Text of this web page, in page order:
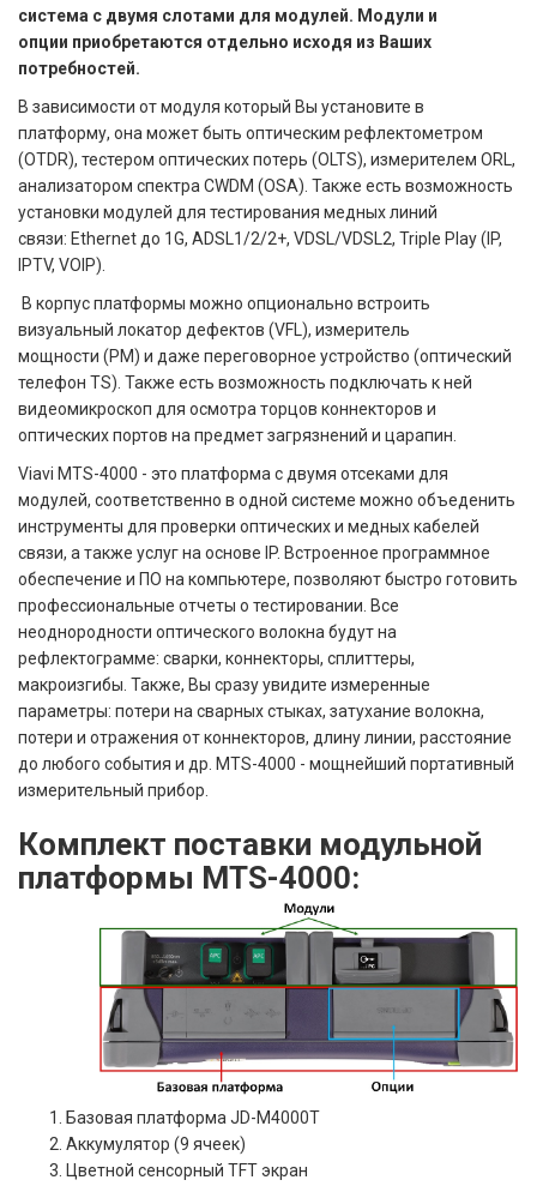
система с двумя слотами для модулей. Модули и
опции приобретаются отдельно исходя из Ваших
потребностей.
В зависимости от модуля который Вы установите в
платформу, она может быть оптическим рефлектометром
(OTDR), тестером оптических потерь (OLTS), измерителем ORL,
анализатором спектра CWDM (OSA). Также есть возможность
установки модулей для тестирования медных линий
связи: Ethernet до 1G, ADSL1/2/2+, VDSL/VDSL2, Triple Play (IP,
IPTV, VOIP).
В корпус платформы можно опционально встроить
визуальный локатор дефектов (VFL), измеритель
мощности (PM) и даже переговорное устройство (оптический
телефон TS). Также есть возможность подключать к ней
видеомикроскоп для осмотра торцов коннекторов и
оптических портов на предмет загрязнений и царапин.
Viavi MTS-4000 - это платформа с двумя отсеками для
модулей, соответственно в одной системе можно объеденить
инструменты для проверки оптических и медных кабелей
связи, а также услуг на основе IP. Встроенное программное
обеспечение и ПО на компьютере, позволяют быстро готовить
профессиональные отчеты о тестировании. Все
неоднородности оптического волокна будут на
рефлектограмме: сварки, коннекторы, сплиттеры,
макроизгибы. Также, Вы сразу увидите измеренные
параметры: потери на сварных стыках, затухание волокна,
потери и отражения от коннекторов, длину линии, расстояние
до любого события и др. MTS-4000 - мощнейший портативный
измерительный прибор.
Комплект поставки модульной
платформы MTS-4000:
Базовая платформа JD-M4000T
Аккумулятор (9 ячеек)
Цветной сенсорный TFT экран